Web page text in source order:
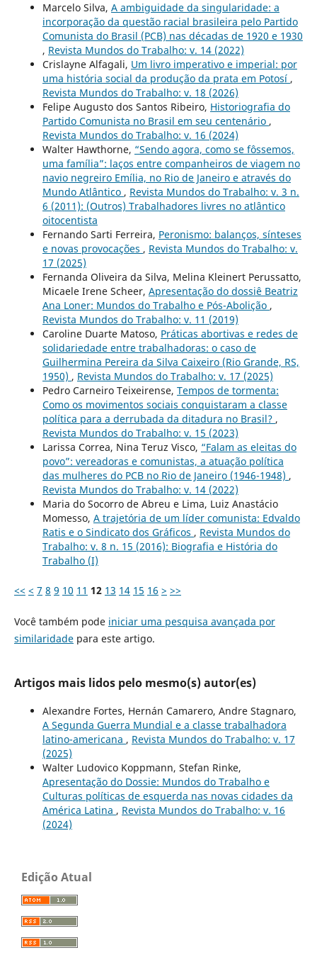
Marcelo Silva, A ambiguidade da singularidade: a
incorporação da questão racial brasileira pelo Partido
Comunista do Brasil (PCB) nas décadas de 1920 e 1930
, Revista Mundos do Trabalho: v. 14 (2022)
Crislayne Alfagali, Um livro imperativo e imperial: por
uma história social da produção da prata em Potosí ,
Revista Mundos do Trabalho: v. 18 (2026)
Felipe Augusto dos Santos Ribeiro, Historiografia do
Partido Comunista no Brasil em seu centenário ,
Revista Mundos do Trabalho: v. 16 (2024)
Walter Hawthorne, “Sendo agora, como se fôssemos,
uma família”: laços entre companheiros de viagem no
navio negreiro Emília, no Rio de Janeiro e através do
Mundo Atlântico , Revista Mundos do Trabalho: v. 3 n.
6 (2011): (Outros) Trabalhadores livres no atlântico
oitocentista
Fernando Sarti Ferreira, Peronismo: balanços, sínteses
e novas provocações , Revista Mundos do Trabalho: v.
17 (2025)
Fernanda Oliveira da Silva, Melina Kleinert Perussatto,
Micaele Irene Scheer, Apresentação do dossiê Beatriz
Ana Loner: Mundos do Trabalho e Pós-Abolição ,
Revista Mundos do Trabalho: v. 11 (2019)
Caroline Duarte Matoso, Práticas abortivas e redes de
solidariedade entre trabalhadoras: o caso de
Guilhermina Pereira da Silva Caixeiro (Rio Grande, RS,
1950) , Revista Mundos do Trabalho: v. 17 (2025)
Pedro Carneiro Teixeirense, Tempos de tormenta:
Como os movimentos sociais conquistaram a classe
política para a derrubada da ditadura no Brasil? ,
Revista Mundos do Trabalho: v. 15 (2023)
Larissa Correa, Nina Teruz Visco, “Falam as eleitas do
povo”: vereadoras e comunistas, a atuação política
das mulheres do PCB no Rio de Janeiro (1946-1948) ,
Revista Mundos do Trabalho: v. 14 (2022)
Maria do Socorro de Abreu e Lima, Luiz Anastácio
Momesso, A trajetória de um líder comunista: Edvaldo
Ratis e o Sindicato dos Gráficos , Revista Mundos do
Trabalho: v. 8 n. 15 (2016): Biografia e História do
Trabalho (I)
<< < 7 8 9 10 11 12 13 14 15 16 > >>
Você também pode iniciar uma pesquisa avançada por
similaridadepara este artigo.
Artigos mais lidos pelo mesmo(s) autor(es)
Alexandre Fortes, Hernán Camarero, Andre Stagnaro,
A Segunda Guerra Mundial e a classe trabalhadora
latino-americana , Revista Mundos do Trabalho: v. 17
(2025)
Walter Ludovico Koppmann, Stefan Rinke,
Apresentação do Dossie: Mundos do Trabalho e
Culturas políticas de esquerda nas novas cidades da
América Latina , Revista Mundos do Trabalho: v. 16
(2024)
Edição Atual